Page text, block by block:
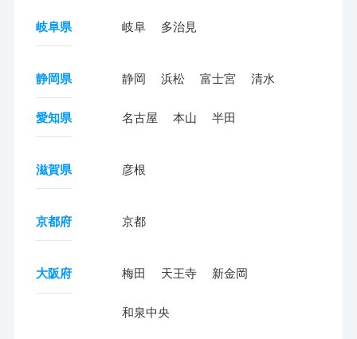
岐阜県 岐阜 多治見
静岡県 静岡 浜松 富士宮 清水
愛知県 名古屋 本山 半田
滋賀県 彦根
京都府 京都
大阪府 梅田 天王寺 新金岡
和泉中央